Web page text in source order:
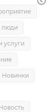
услуги
Новинки